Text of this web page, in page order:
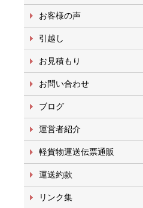
お客様の声
引越し
お見積もり
お問い合わせ
ブログ
運営者紹介
軽貨物運送伝票通販
運送約款
リンク集